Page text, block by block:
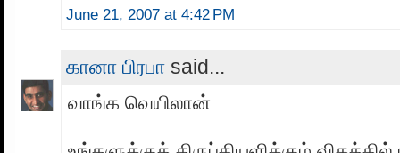
June 21, 2007 at 4:42 PM
கானா பிரபா said...
வாங்க வெயிலான்